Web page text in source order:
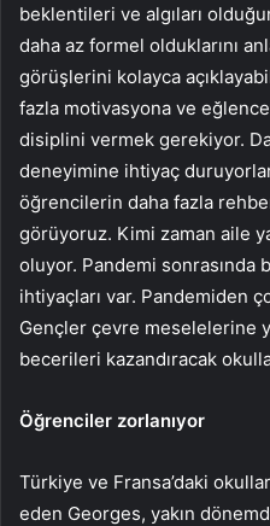
beklentileri ve algıları
daha az formel olduklarını
görüşlerini kolayca
fazla motivasyona ve
disiplini vermek gerekiyor.
deneyimine ihtiyaç
öğrencilerin daha fazla
görüyoruz. Kimi zaman aile
oluyor. Pandemi sonrasında
ihtiyaçları var. Pandemiden
Gençler çevre meselelerine
becerileri kazandıracak
Öğrenciler zorlanıyor
Türkiye ve Fransa’daki
eden Georges, yakın